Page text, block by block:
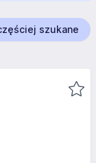
szukane